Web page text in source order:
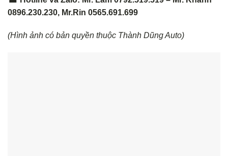
0896.230.230, Mr.Rin 0565.691.699
(Hình ảnh có bản quyền thuộc Thành Dũng Auto)